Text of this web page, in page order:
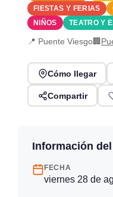
FIESTAS Y FERIAS
NIÑOS
TEATRO Y
📍 Puente Viesgo🏢
Cómo llegar
Compartir
Información
FECHA
viernes 28 de